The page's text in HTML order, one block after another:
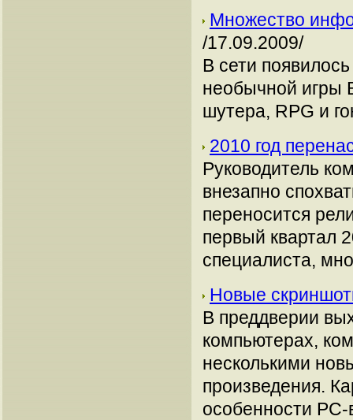
Множество
/17.09.2009/
В сети
необычной игры
шутера, RPG и
2010 год
Руководитель
внезапно
переносится
первый квартал
специалиста,
Новые
В преддверии
компьютерах,
несколькими
произведения.
особенности РС-